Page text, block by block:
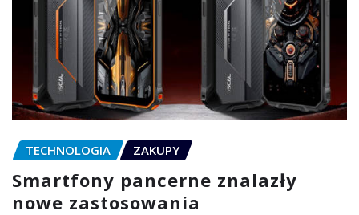
TECHNOLOGIA ZAKUPY
Smartfony pancerne znalazły
nowe zastosowania